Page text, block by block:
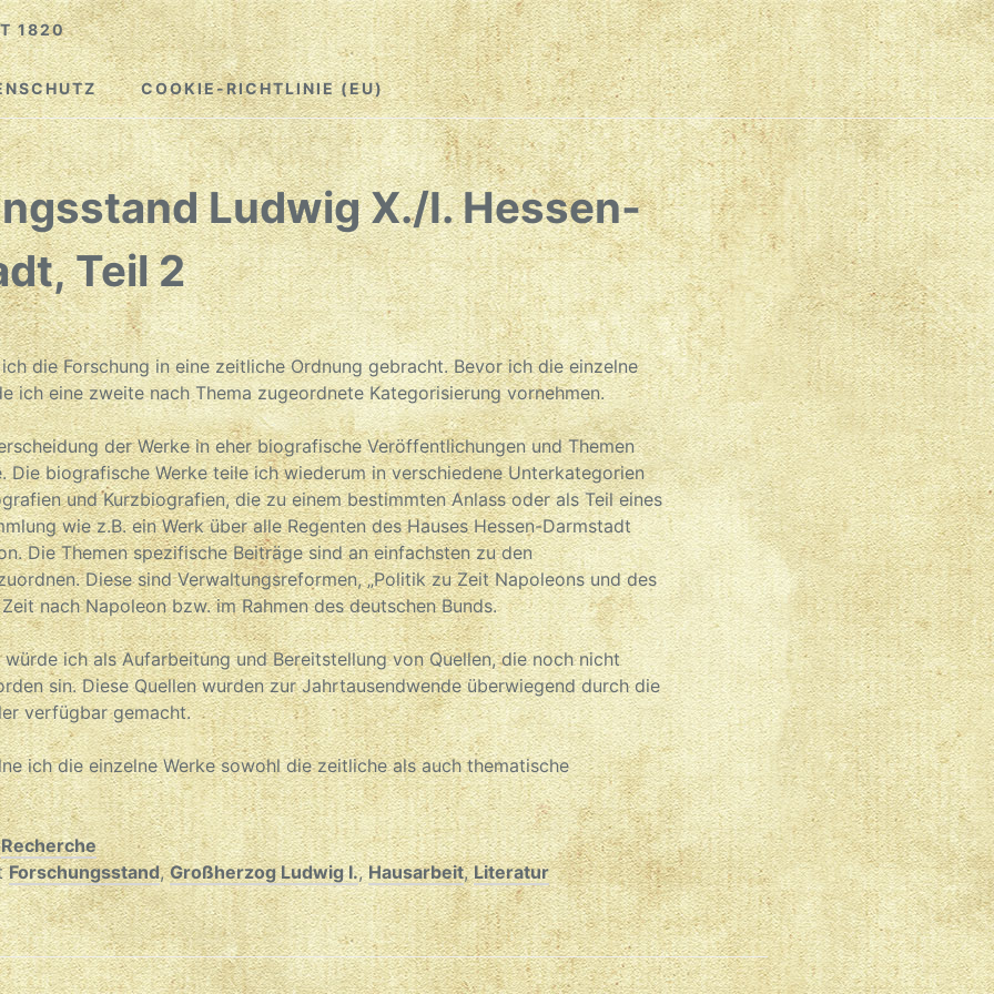
1820
COOKIE-RICHTLINIE (EU)
Ludwig X./I. Hessen-
Teil 2
die Forschung in eine zeitliche Ordnung gebracht. Bevor ich die einzelne
ich eine zweite nach Thema zugeordnete Kategorisierung vornehmen.
der Werke in eher biografische Veröffentlichungen und Themen
Die biografische Werke teile ich wiederum in verschiedene Unterkategorien
und Kurzbiografien, die zu einem bestimmten Anlass oder als Teil eines
wie z.B. ein Werk über alle Regenten des Hauses Hessen-Darmstadt
Die Themen spezifische Beiträge sind an einfachsten zu den
Diese sind Verwaltungsreformen, „Politik zu Zeit Napoleons und des
nach Napoleon bzw. im Rahmen des deutschen Bunds.
ich als Aufarbeitung und Bereitstellung von Quellen, die noch nicht
sin. Diese Quellen wurden zur Jahrtausendwende überwiegend durch die
verfügbar gemacht.
ich die einzelne Werke sowohl die zeitliche als auch thematische
Recherche
Forschungsstand,Großherzog Ludwig I.,Hausarbeit,Literatur